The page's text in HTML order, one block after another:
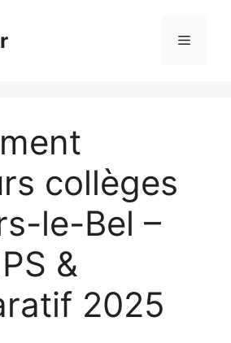
Menu
collèges
le-Bel –
&
2025